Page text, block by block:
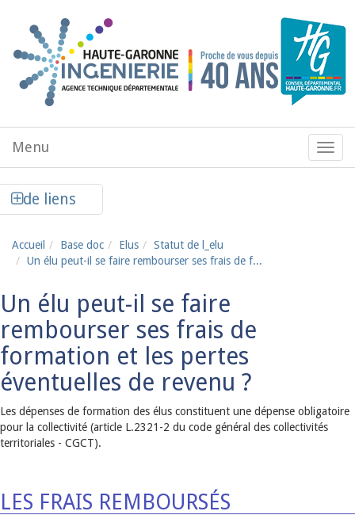
Menu
de
Menu
de liens
Accueil Base doc Elus
Statut de l_elu
Un élu peut-il se faire rembourser ses frais de f...
Un élu peut-il se faire
rembourser ses frais de
formation et les pertes
éventuelles de revenu ?
Les dépenses de formation des élus constituent une dépense obligatoire
pour la collectivité (article L.2321-2 du code général des collectivités
territoriales - CGCT).
LES FRAIS REMBOURSÉS